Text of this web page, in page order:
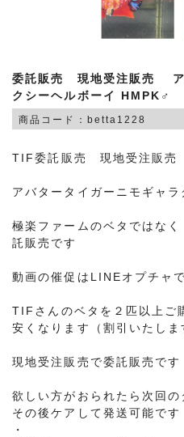
委託販売 現地受注販売 ア
クシーヘルボーイ HMPK♂
商品コード：betta1228
TIF委託販売 現地受注販売
アバタータイガーニモギャ
極楽ファームのベタではな
託販売です
動画の催促はLINEオプチャで
TIFさんのベタを２匹以上ご
安くなります（割引いたしま
現地受注販売で委託販売です
欲しい方がおられたら次回の
その後ケアして発送可能です
・